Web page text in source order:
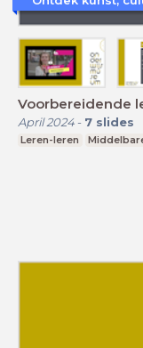
Voorbereidende
April 2024- 7 slides
Leren-leren